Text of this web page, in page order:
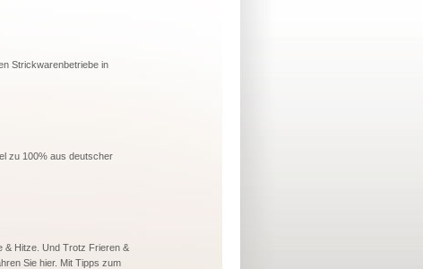
Strickwarenbetriebe in
zu 100% aus deutscher
& Hitze. Und Trotz Frieren &
Sie hier. Mit Tipps zum